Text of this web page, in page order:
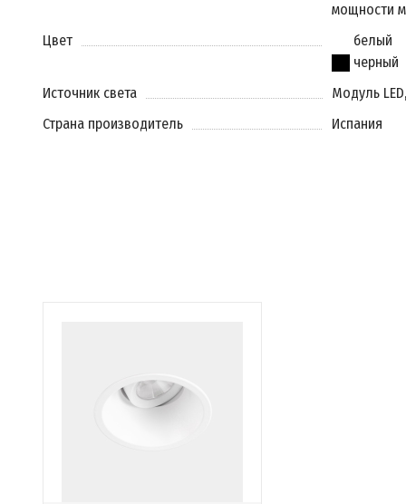
мощности
Цвет
белый
черный
Источник света Модуль
Страна производитель
Испания